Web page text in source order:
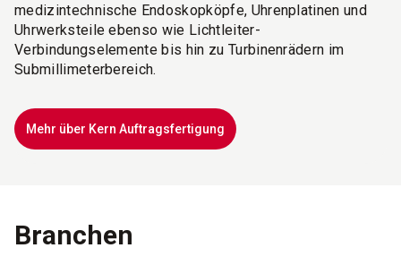
medizintechnische Endoskopköpfe, Uhrenplatinen und
Uhrwerksteile ebenso wie Lichtleiter-
Verbindungselemente bis hin zu Turbinenrädern im
Submillimeterbereich.
Mehr über Kern Auftragsfertigung
Branchen